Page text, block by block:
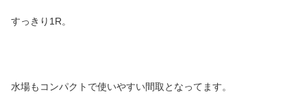
すっきり1R。
水場もコンパクトで使いやすい間取となってます。